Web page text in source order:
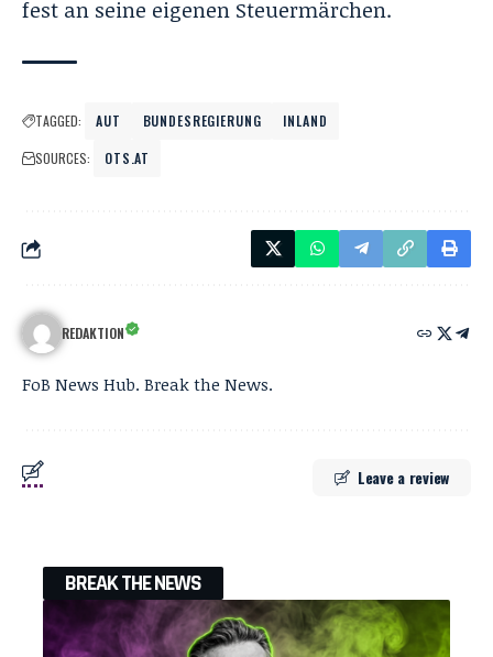
fest an seine eigenen Steuermärchen.
TAGGED: AUT BUNDESREGIERUNG
INLAND
SOURCES:
OTS.AT
REDAKTION
FoB News Hub. Break the News.
Leave a review
BREAK THE NEWS